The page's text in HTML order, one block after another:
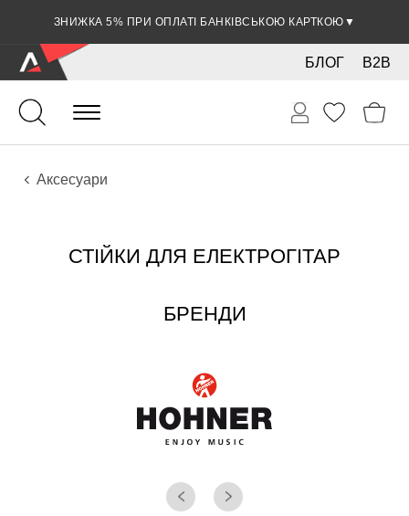
ЗНИЖКА 5% ПРИ ОПЛАТІ БАНКІВСЬКОЮ КАРТКОЮ ▼
B2B
БЛОГ
Гітари
Електро інструменти
Аксесуари
СТІЙКИ ДЛЯ ЕЛЕКТРОГІТАР
БРЕНДИ